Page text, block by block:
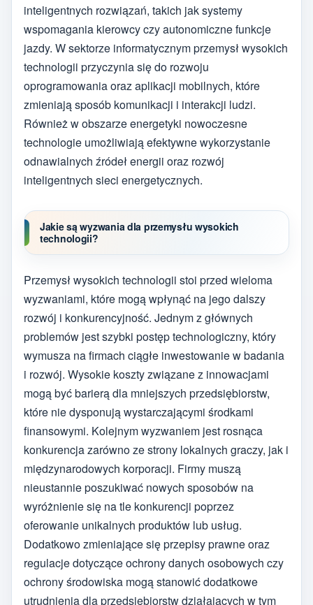
inteligentnych rozwiązań, takich jak systemy
wspomagania kierowcy czy autonomiczne funkcje
jazdy. W sektorze informatycznym przemysł wysokich
technologii przyczynia się do rozwoju
oprogramowania oraz aplikacji mobilnych, które
zmieniają sposób komunikacji i interakcji ludzi.
Również w obszarze energetyki nowoczesne
technologie umożliwiają efektywne wykorzystanie
odnawialnych źródeł energii oraz rozwój
inteligentnych sieci energetycznych.
Jakie są wyzwania dla przemysłu wysokich
technologii?
Przemysł wysokich technologii stoi przed wieloma
wyzwaniami, które mogą wpłynąć na jego dalszy
rozwój i konkurencyjność. Jednym z głównych
problemów jest szybki postęp technologiczny, który
wymusza na firmach ciągłe inwestowanie w badania
i rozwój. Wysokie koszty związane z innowacjami
mogą być barierą dla mniejszych przedsiębiorstw,
które nie dysponują wystarczającymi środkami
finansowymi. Kolejnym wyzwaniem jest rosnąca
konkurencja zarówno ze strony lokalnych graczy, jak i
międzynarodowych korporacji. Firmy muszą
nieustannie poszukiwać nowych sposobów na
wyróżnienie się na tle konkurencji poprzez
oferowanie unikalnych produktów lub usług.
Dodatkowo zmieniające się przepisy prawne oraz
regulacje dotyczące ochrony danych osobowych czy
ochrony środowiska mogą stanowić dodatkowe
utrudnienia dla przedsiębiorstw działających w tym